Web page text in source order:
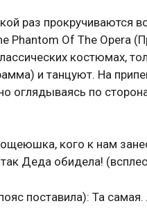
раз прокручиваются
Phantom Of The Opera
костюмах,
и танцуют. На
оглядываясь по
кого к нам
Деда обидела!
поставила): Та